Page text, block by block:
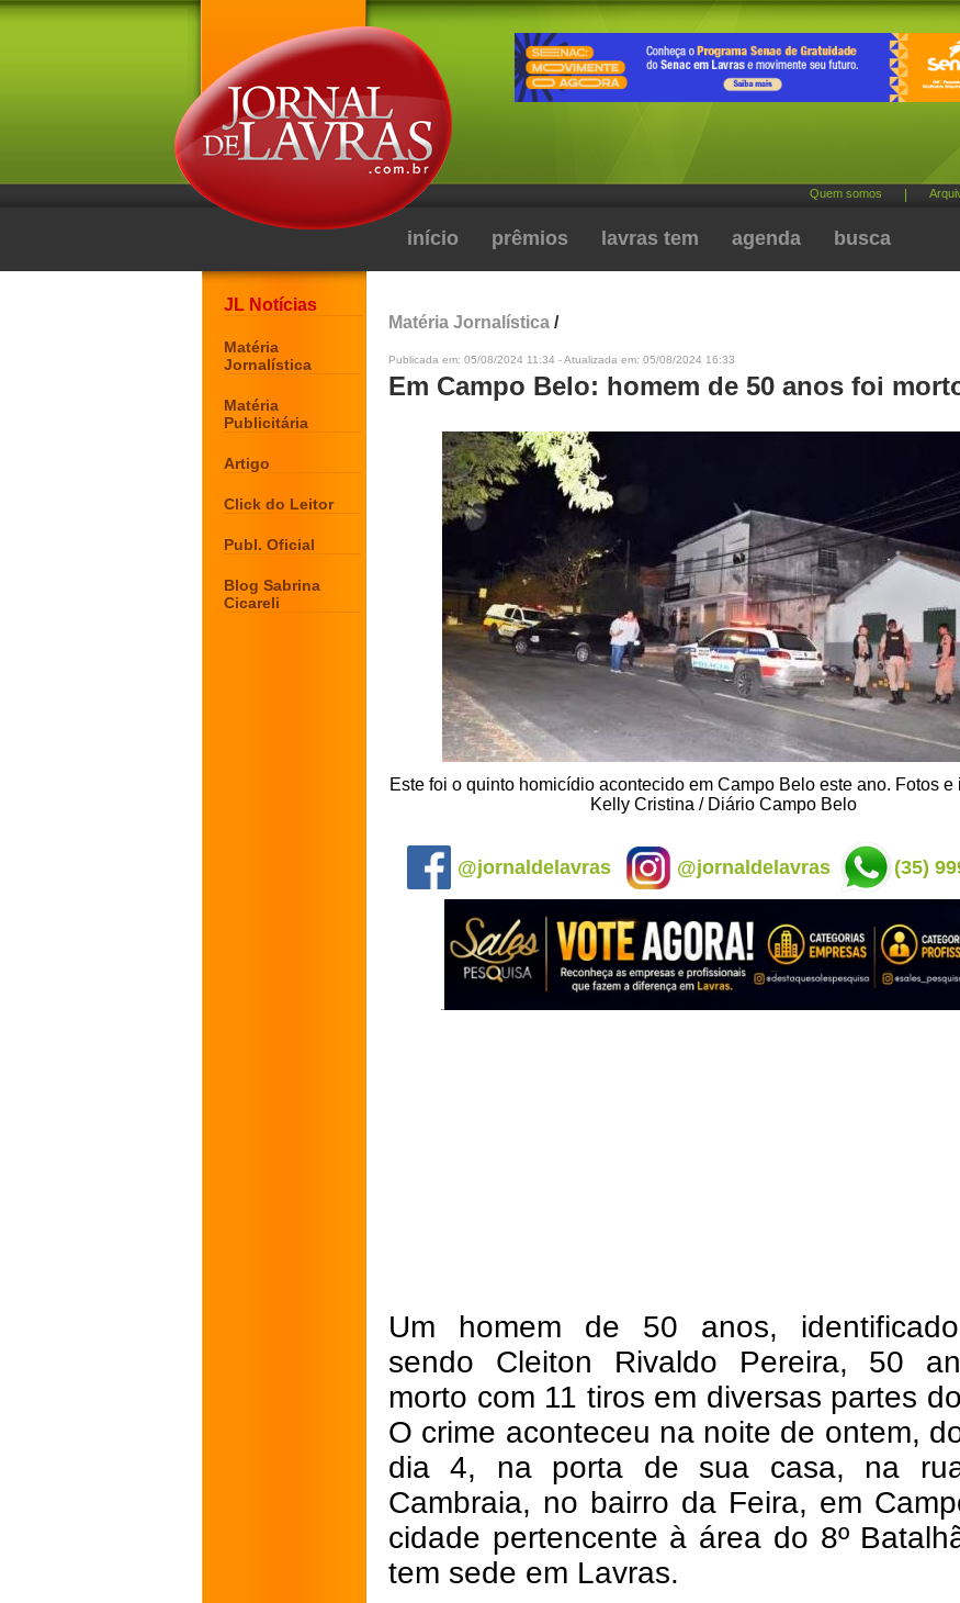
Quem somos
início prêmios lavras tem agenda busca
JL Notícias
Matéria
Jornalística
Matéria
Publicitária
Artigo
Click do Leitor
Publ. Oficial
Blog Sabrina
Cicareli
Matéria Jornalística /
Publicada em: 05/08/2024 11:34 - Atualizada em: 05/08/2024 16:33
Em Campo Belo: homem de 50 anos foi
Este foi o quinto homicídio acontecido em Campo Belo este ano. Fotos e
Kelly Cristina / Diário Campo Belo
@jornaldelavras @jornaldelavras (35)
Um homem de 50 anos,
sendo Cleiton Rivaldo Pereira, 50
morto com 11 tiros em diversas partes
O crime aconteceu na noite de ontem,
dia 4, na porta de sua casa, na
Cambraia, no bairro da Feira, em
cidade pertencente à área do 8º
tem sede em Lavras.